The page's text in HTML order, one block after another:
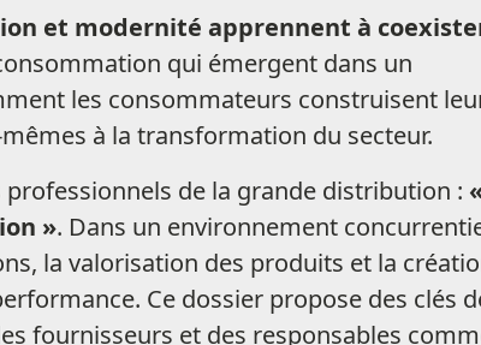
et modernité apprennent à
qui émergent dans un
les consommateurs construisent
à la transformation du secteur.
de la grande distribution :
». Dans un environnement
la valorisation des produits et la
Ce dossier propose des clés
fournisseurs et des responsables